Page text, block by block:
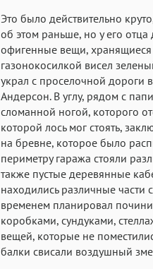
Это было действительно
об этом раньше, но у его
офигенные вещи, хранящиеся
газонокосилкой висел
украл с проселочной дороги
Андерсон. В углу, рядом с
сломанной ногой, которого
которой лось мог стоять,
на бревне, которое было
периметру гаража стояли
также пустые деревянные
находились различные части
временем планировал
коробками, сундуками,
вещей, которые не
балки свисали воздушный